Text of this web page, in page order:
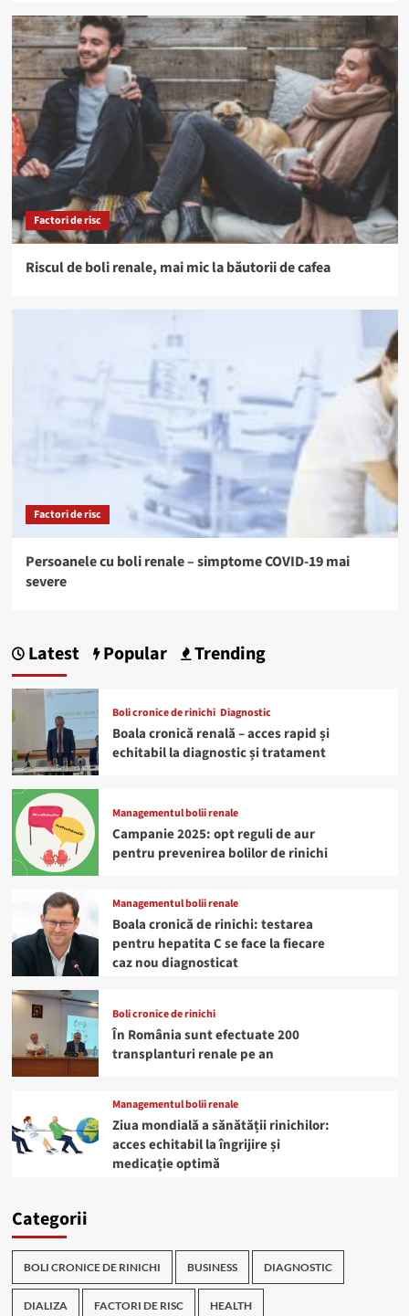
Factori de risc
Riscul de boli renale, mai mic la băutorii de cafea
Factori de risc
Persoanele cu boli renale – simptome COVID-19 mai
severe
Latest Popular Trending
Boli cronice de rinichi Diagnostic
Boala cronică renală – acces rapid și
echitabil la diagnostic și tratament
Managementul bolii renale
Campanie 2025: opt reguli de aur
pentru prevenirea bolilor de rinichi
Managementul bolii renale
Boala cronică de rinichi: testarea
pentru hepatita C se face la fiecare
caz nou diagnosticat
Boli cronice de rinichi
În România sunt efectuate 200
transplanturi renale pe an
Managementul bolii renale
Ziua mondială a sănătății rinichilor:
acces echitabil la îngrijire și
medicație optimă
Categorii
BOLI CRONICE DE RINICHI BUSINESS DIAGNOSTIC
DIALIZA FACTORI DE RISC HEALTH